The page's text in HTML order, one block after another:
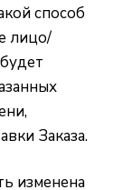
способ
лицо/
Заказа.
изменена